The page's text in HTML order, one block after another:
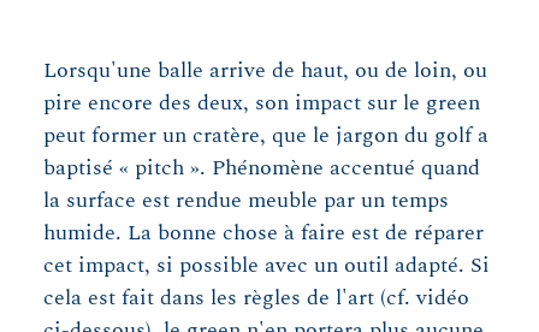
Lorsqu'une balle arrive de haut, ou de loin, ou
pire encore des deux, son impact sur le green
peut former un cratère, que le jargon du golf a
baptisé « pitch ». Phénomène accentué quand
la surface est rendue meuble par un temps
humide. La bonne chose à faire est de réparer
cet impact, si possible avec un outil adapté. Si
cela est fait dans les règles de l'art (cf. vidéo